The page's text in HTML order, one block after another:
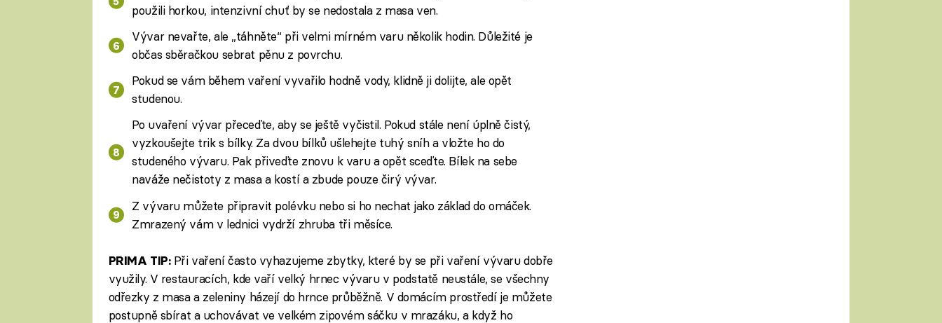
použili horkou, intenzivní chuť by se nedostala z masa ven.
Vývar nevařte, ale „táhněte“ při velmi mírném varu několik hodin. Důležité je
občas sběračkou sebrat pěnu z povrchu.
Pokud se vám během vaření vyvařilo hodně vody, klidně ji dolijte, ale opět
studenou.
Po uvaření vývar přeceďte, aby se ještě vyčistil. Pokud stále není úplně čistý,
vyzkoušejte trik s bílky. Za dvou bílků ušlehejte tuhý sníh a vložte ho do
studeného vývaru. Pak přiveďte znovu k varu a opět sceďte. Bílek na sebe
naváže nečistoty z masa a kostí a zbude pouze čirý vývar.
Z vývaru můžete připravit polévku nebo si ho nechat jako základ do omáček.
Zmrazený vám v lednici vydrží zhruba tři měsíce.
PRIMA TIP: Při vaření často vyhazujeme zbytky, které by se při vaření vývaru dobře
využily. V restauracích, kde vaří velký hrnec vývaru v podstatě neustále, se všechny
odřezky z masa a zeleniny házejí do hrnce průběžně. V domácím prostředí je můžete
postupně sbírat a uchovávat ve velkém zipovém sáčku v mrazáku, a když ho